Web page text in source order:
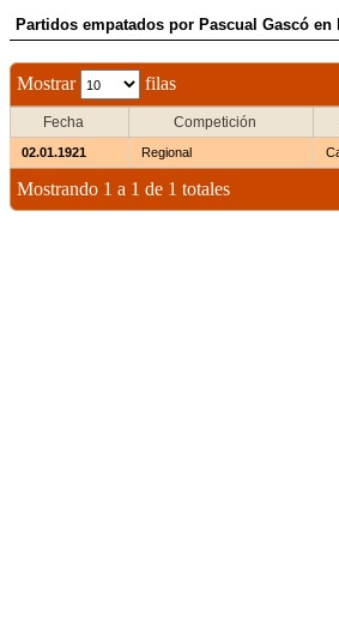
Partidos empatados por Pascual Gascó en
Mostrar filas
Fecha Competición
02.01.1921 Regional
Mostrando 1 a 1 de 1 totales